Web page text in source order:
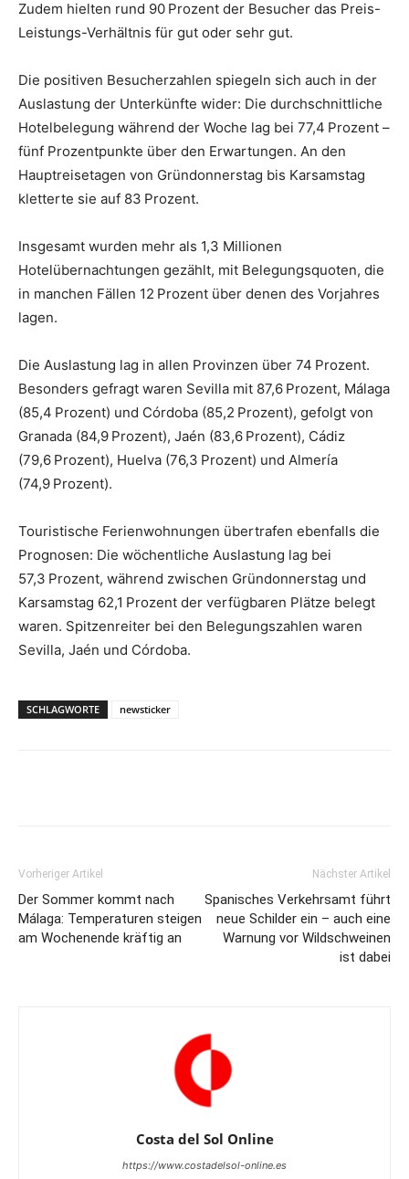
Zudem hielten rund 90 Prozent der Besucher das Preis-
Leistungs-Verhältnis für gut oder sehr gut.
Die positiven Besucherzahlen spiegeln sich auch in der
Auslastung der Unterkünfte wider: Die durchschnittliche
Hotelbelegung während der Woche lag bei 77,4 Prozent –
fünf Prozentpunkte über den Erwartungen. An den
Hauptreisetagen von Gründonnerstag bis Karsamstag
kletterte sie auf 83 Prozent.
Insgesamt wurden mehr als 1,3 Millionen
Hotelübernachtungen gezählt, mit Belegungsquoten, die
in manchen Fällen 12 Prozent über denen des Vorjahres
lagen.
Die Auslastung lag in allen Provinzen über 74 Prozent.
Besonders gefragt waren Sevilla mit 87,6 Prozent, Málaga
(85,4 Prozent) und Córdoba (85,2 Prozent), gefolgt von
Granada (84,9 Prozent), Jaén (83,6 Prozent), Cádiz
(79,6 Prozent), Huelva (76,3 Prozent) und Almería
(74,9 Prozent).
Touristische Ferienwohnungen übertrafen ebenfalls die
Prognosen: Die wöchentliche Auslastung lag bei
57,3 Prozent, während zwischen Gründonnerstag und
Karsamstag 62,1 Prozent der verfügbaren Plätze belegt
waren. Spitzenreiter bei den Belegungszahlen waren
Sevilla, Jaén und Córdoba.
SCHLAGWORTE newsticker
Vorheriger Artikel
Der Sommer kommt nach
Málaga: Temperaturen steigen
am Wochenende kräftig an
Nächster Artikel
Spanisches Verkehrsamt führt
neue Schilder ein – auch eine
Warnung vor Wildschweinen
ist dabei
Costa del Sol Online
https://www.costadelsol-online.es